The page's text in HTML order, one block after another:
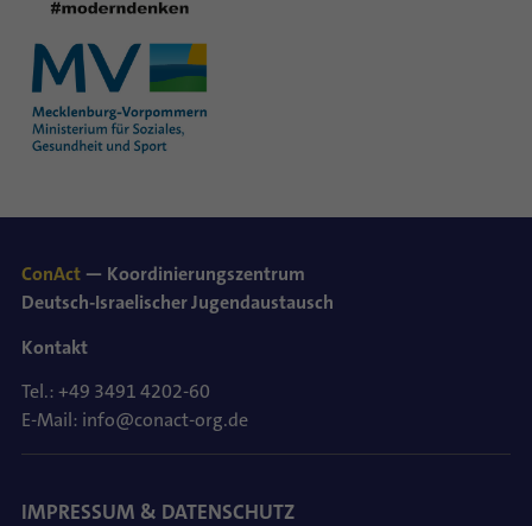
ConAct — Koordinierungszentrum
Deutsch-Israelischer Jugendaustausch
Kontakt
Tel.: +49 3491 4202-60
E-Mail: info@conact-org.de
IMPRESSUM & DATENSCHUTZ